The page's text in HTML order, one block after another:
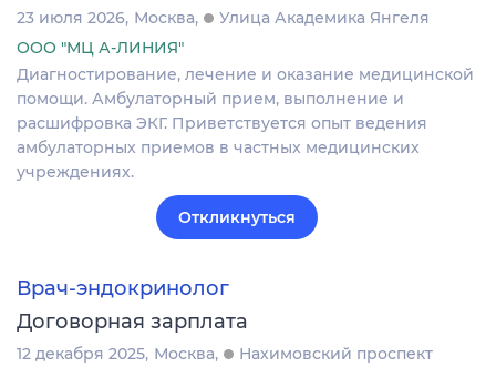
23 июля 2026 Москва
Улица Академика Янгеля
ООО "МЦ А-ЛИНИЯ"
Диагностирование, лечение и оказание медицинской
помощи. Амбулаторный прием, выполнение и
расшифровка ЭКГ. Приветствуется опыт ведения
амбулаторных приемов в частных медицинских
учреждениях.
Откликнуться
Врач-эндокринолог
Договорная зарплата
12 декабря 2025 Москва
Нахимовский проспект